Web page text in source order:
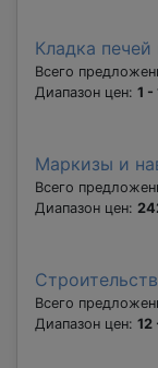
Кладка
Всего
Диапазон цен: 1
Маркизы и
Всего
Диапазон цен:
Всего
Диапазон цен: 12